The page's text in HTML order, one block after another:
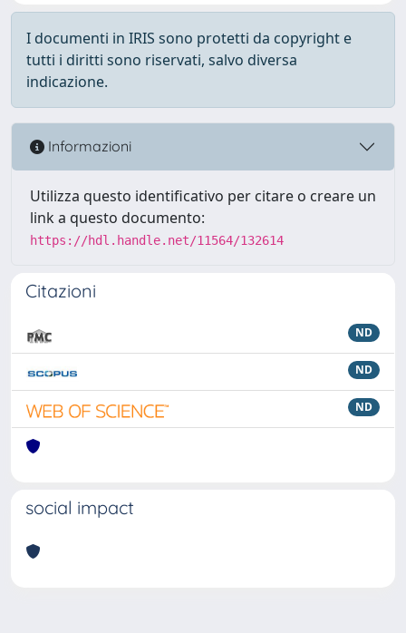
I documenti in IRIS sono protetti da copyright e
tutti i diritti sono riservati, salvo diversa
indicazione.
Informazioni
Utilizza questo identificativo per citare o creare un
link a questo documento:
https://hdl.handle.net/11564/132614
Citazioni
ND
ND
ND
social impact